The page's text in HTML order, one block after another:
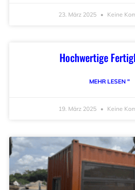
23. März 2025 Keine
Hochwertige
MEHR LESEN "
19. März 2025 Keine